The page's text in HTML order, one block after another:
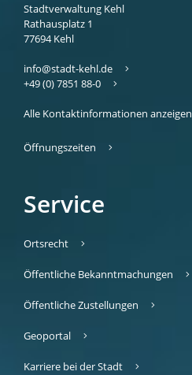
Stadtverwaltung Kehl
Rathausplatz 1
77694 Kehl
info@stadt-kehl.de
+49 (0) 7851 88-0
Alle Kontaktinformationen anzeigen
Öffnungszeiten
Service
Ortsrecht
Öffentliche Bekanntmachungen
Öffentliche Zustellungen
Geoportal
Karriere bei der Stadt